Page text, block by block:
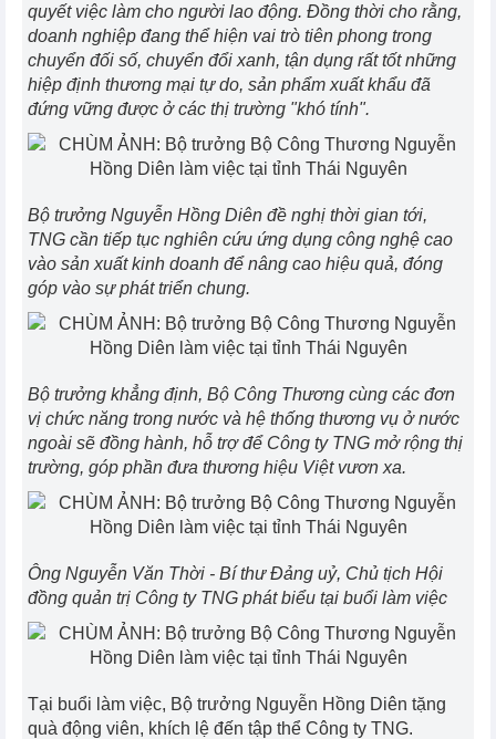
quyết việc làm cho người lao động. Đồng thời cho rằng,
doanh nghiệp đang thể hiện vai trò tiên phong trong
chuyển đối số, chuyển đổi xanh, tận dụng rất tốt những
hiệp định thương mại tự do, sản phẩm xuất khẩu đã
đứng vững được ở các thị trường "khó tính".
Bộ trưởng Nguyễn Hồng Diên đề nghị thời gian tới,
TNG cần tiếp tục nghiên cứu ứng dụng công nghệ cao
vào sản xuất kinh doanh để nâng cao hiệu quả, đóng
góp vào sự phát triển chung.
Bộ trưởng khẳng định, Bộ Công Thương cùng các đơn
vị chức năng trong nước và hệ thống thương vụ ở nước
ngoài sẽ đồng hành, hỗ trợ để Công ty TNG mở rộng thị
trường, góp phần đưa thương hiệu Việt vươn xa.
Ông Nguyễn Văn Thời - Bí thư Đảng uỷ, Chủ tịch Hội
đồng quản trị Công ty TNG phát biểu tại buổi làm việc
Tại buổi làm việc, Bộ trưởng Nguyễn Hồng Diên tặng
quà động viên, khích lệ đến tập thể Công ty TNG.